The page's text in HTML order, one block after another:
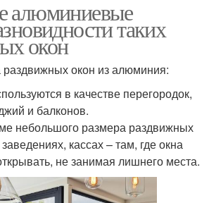
алюминиевые
таких
окон
окон из алюминия:
в качестве перегородок,
и балконов.
небольшого размера раздвижных
кассах – там, где окна
не занимая лишнего места.